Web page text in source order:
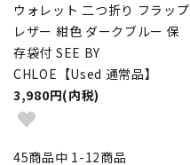
ウォレット 二つ折り フラップ
レザー 紺色 ダークブルー 保
存袋付 SEE BY
CHLOE【Used 通常品】
3,980円(内税)
45商品中 1-12商品